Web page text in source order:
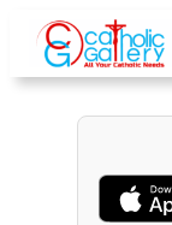
content